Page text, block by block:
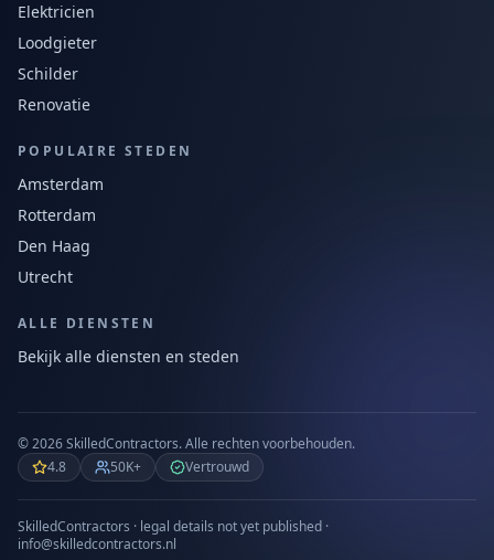
Elektricien
Loodgieter
Schilder
Renovatie
POPULAIRE STEDEN
Amsterdam
Rotterdam
Den Haag
Utrecht
ALLE DIENSTEN
Bekijk alle diensten en steden
©2026SkilledContractors.Alle rechten voorbehouden.
4.8
50K+ Vertrouwd
SkilledContractors · legal details not yet published ·
info@skilledcontractors.nl